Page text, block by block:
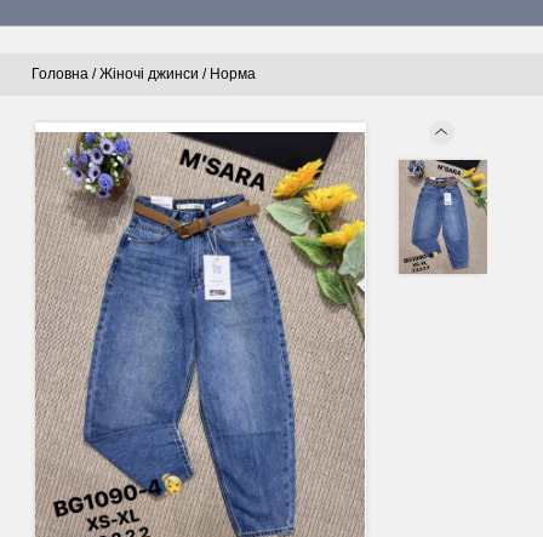
Головна / Жіночі джинси / Норма